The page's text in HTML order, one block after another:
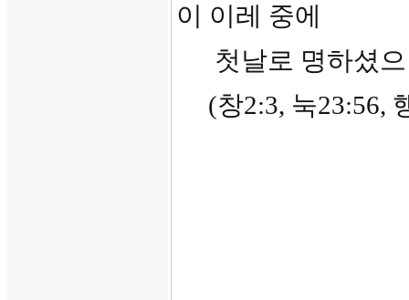
이 이레 중에
첫날로 명하셨으
(창2:3, 눅23:56,